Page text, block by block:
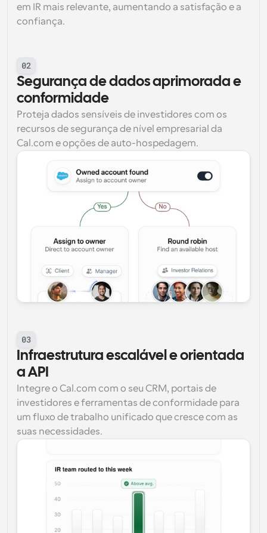
em IR mais relevante, aumentando a satisfação e a
confiança.
02
Segurança de dados aprimorada e
conformidade
Proteja dados sensíveis de investidores com os
recursos de segurança de nível empresarial da
Cal.com e opções de auto-hospedagem.
03
Infraestrutura escalável e orientada
a API
Integre o Cal.com com o seu CRM, portais de
investidores e ferramentas de conformidade para
um fluxo de trabalho unificado que cresce com as
suas necessidades.